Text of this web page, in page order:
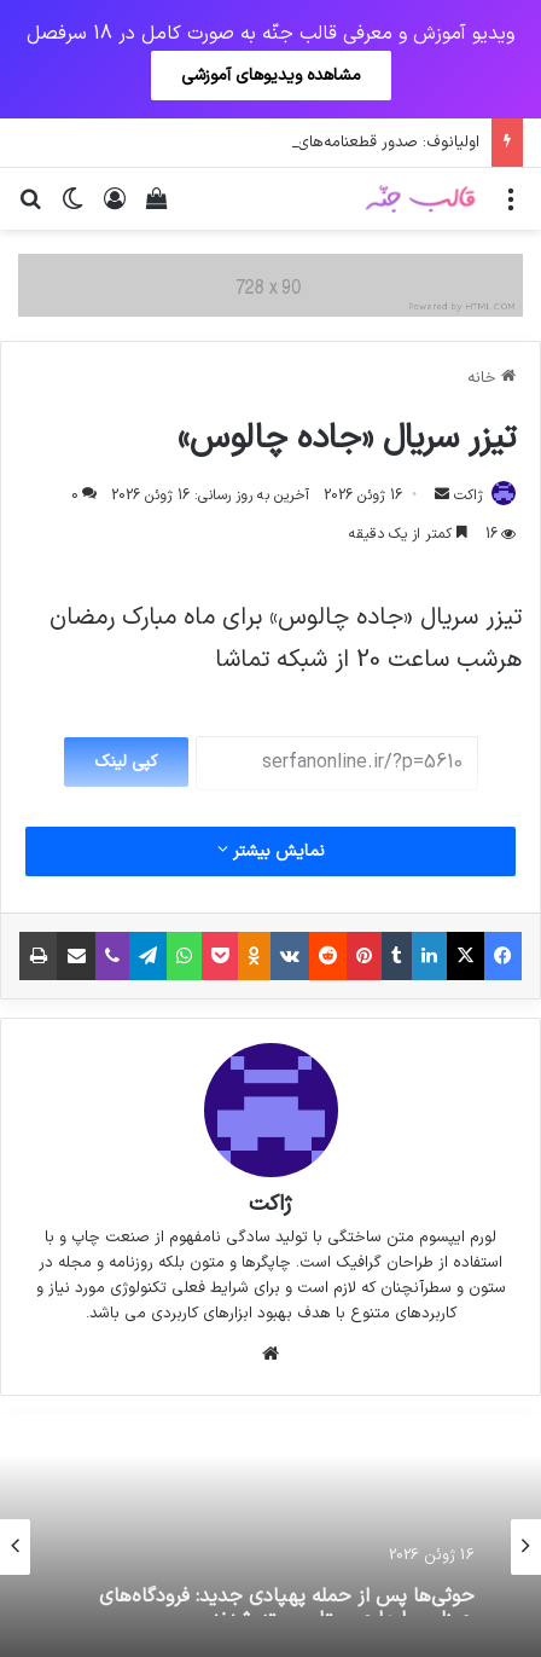
ویدیو آموزش و معرفی قالب جنّه به صورت کامل در 18 سرفصل
مشاهده ویدیوهای آموزشی
اولیانوف: صدور قطعنامه‌های علیه ایران احیای برجام را دشوار می‌کند
تغییر ورود
دیدن سبد خرید منو
خانه
تیزر سریال «جاده چالوس»
ژاکت
ارسال
ایمیل
16 ژوئن 2026 آخرین به روز رسانی: 16 ژوئن 2026
0
16
کمتر از یک دقیقه
تیزر سریال «جاده چالوس» برای ماه مبارک رمضان
هرشب ساعت 20 از شبکه تماشا
کپی لینک
نمایش بیشتر
فیس بوک X لینکدین
‫تامبلر‫پین‌ترست
‫رددیت‫VKontakte
‫Odnoklassniki
پاکتواتس آپ تلگراموایبر اشتراک گذاری از طریق ایمیل
ژاکت
لورم ایپسوم متن ساختگی با تولید سادگی نامفهوم از صنعت چاپ و با
استفاده از طراحان گرافیک است. چاپگرها و متون بلکه روزنامه و مجله در
ستون و سطرآنچنان که لازم است و برای شرایط فعلی تکنولوژی مورد نیاز و
کاربردهای متنوع با هدف بهبود ابزارهای کاربردی می باشد.
16 ژوئن 2026
حوثی‌ها پس از حمله پهپادی جدید: فرودگاه‌های
جیزان و ابها عربستان بسته شدند